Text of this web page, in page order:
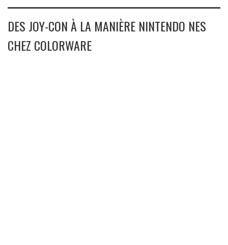
DES JOY-CON À LA MANIÈRE NINTENDO NES
CHEZ COLORWARE